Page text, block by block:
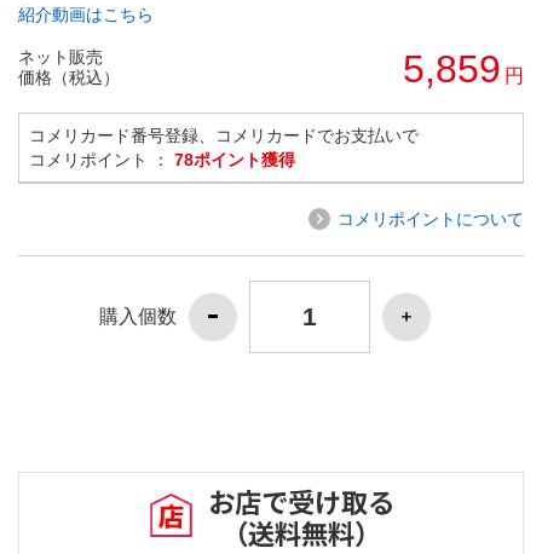
紹介動画はこちら
ネット販売
価格（税込）
5,859 円
コメリカード番号登録、コメリカードでお支払いで
コメリポイント ： 78ポイント獲得
コメリポイントについて
購入個数
お店で受け取る
（送料無料）